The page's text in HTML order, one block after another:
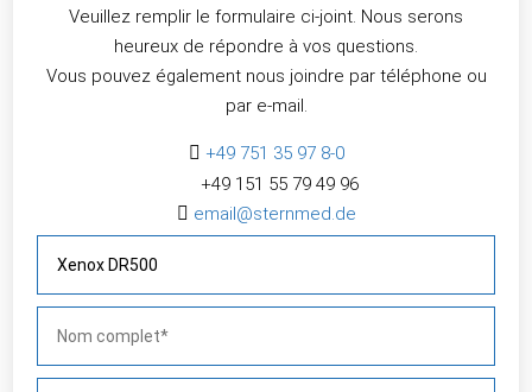
Veuillez remplir le formulaire ci-joint. Nous serons
heureux de répondre à vos questions.
Vous pouvez également nous joindre par téléphone ou
par e-mail.
 +49 751 35 97 8-0
+49 151 55 79 49 96​
 email@sternmed.de